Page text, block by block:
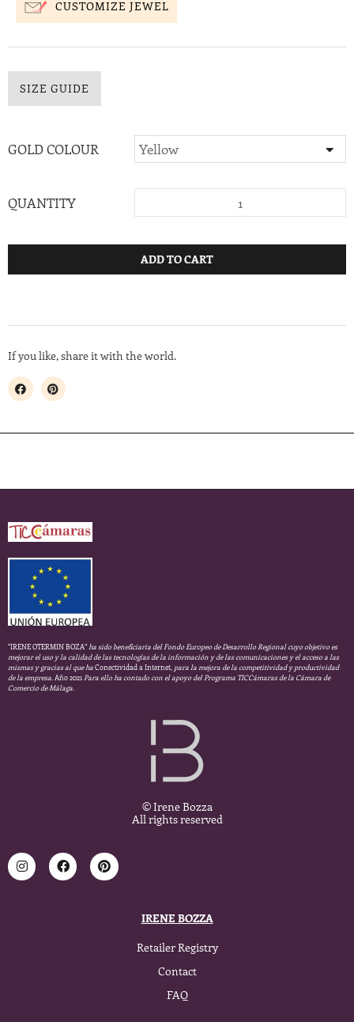
CUSTOMIZE JEWEL
SIZE GUIDE
GOLD COLOUR
QUANTITY
ADD TO CART
If you like, share it with the world.
“IRENE OTERMIN BOZA” ha sido beneficiaria del Fondo Europeo de Desarrollo Regional cuyo objetivo es
mejorar el uso y la calidad de las tecnologías de la información y de las comunicaciones y el acceso a las
mismas y gracias al que haConectividad a Internet, para la mejora de la competitividad y productividad
de la empresa. Año 2021 Para ello ha contado con el apoyo del Programa TICCámaras de la Cámara de
Comercio de Málaga.
© Irene Bozza
All rights reserved
IRENE BOZZA
Retailer Registry
Contact
FAQ